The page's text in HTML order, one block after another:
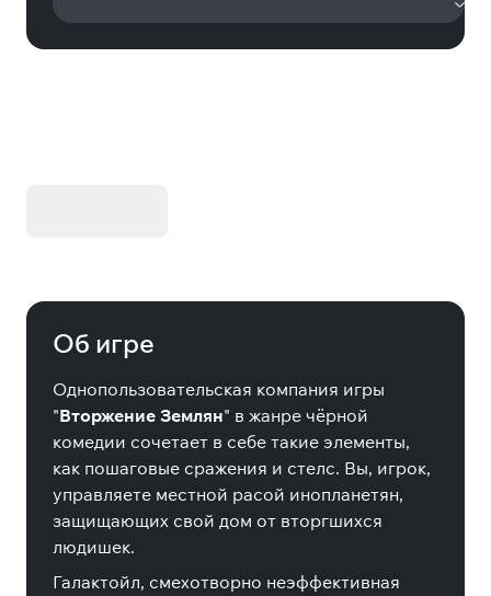
Об игре
Однопользовательская компания игры
"Вторжение Землян" в жанре чёрной
комедии сочетает в себе такие элементы,
как пошаговые сражения и стелс. Вы, игрок,
управляете местной расой инопланетян,
защищающих свой дом от вторгшихся
людишек.
Галактойл, смехотворно неэффективная